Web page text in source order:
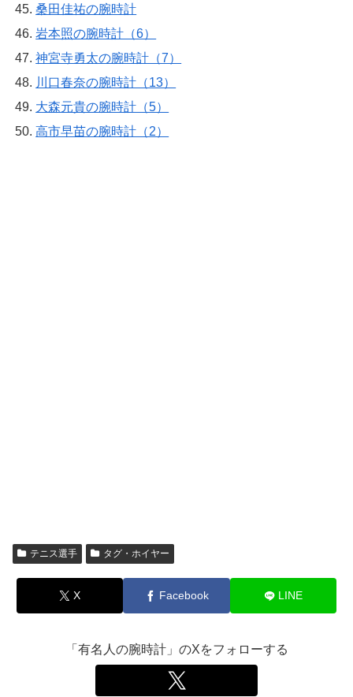
桑田佳祐の腕時計
岩本照の腕時計（6）
神宮寺勇太の腕時計（7）
川口春奈の腕時計（13）
大森元貴の腕時計（5）
高市早苗の腕時計（2）
テニス選手 タグ・ホイヤー
X Facebook LINE
「有名人の腕時計」のXをフォローする